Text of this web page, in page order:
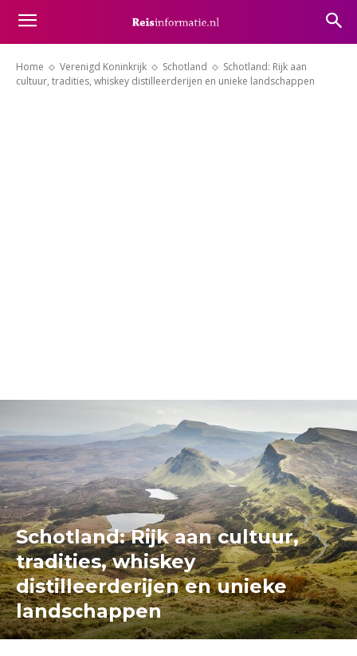
Home Verenigd Koninkrijk Schotland
Schotland: Rijk aan
cultuur, tradities, whiskey distilleerderijen en unieke landschappen
Schotland: Rijk aan cultuur,
tradities, whiskey
distilleerderijen en unieke
landschappen